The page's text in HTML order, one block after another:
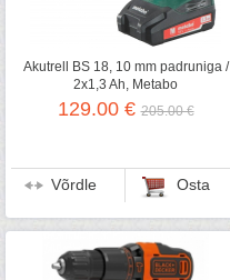
Akutrell BS 18, 10 mm padruniga /
2x1,3 Ah, Metabo
129.00 €205.00 €
Võrdle Osta